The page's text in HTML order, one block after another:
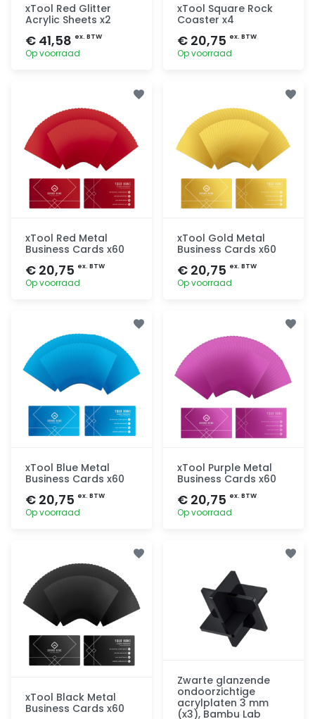
xTool Red Glitter
Acrylic Sheets x2
€ 41,58 ex. BTW
Op voorraad
xTool Square Rock
Coaster x4
€ 20,75 ex. BTW
Op voorraad
xTool Red Metal
Business Cards x60
€ 20,75 ex. BTW
Op voorraad
xTool Gold Metal
Business Cards x60
€ 20,75 ex. BTW
Op voorraad
xTool Blue Metal
Business Cards x60
€ 20,75 ex. BTW
Op voorraad
xTool Purple Metal
Business Cards x60
€ 20,75 ex. BTW
Op voorraad
xTool Black Metal
Business Cards x60
Zwarte glanzende
ondoorzichtige
acrylplaten 3 mm
(x3), Bambu Lab